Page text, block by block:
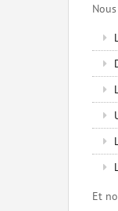
Et